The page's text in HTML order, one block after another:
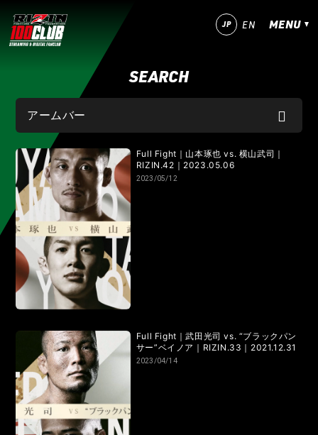
JP EN MENU
今すぐ登録！ ログイン
MATCHES
IZAの舞 SARABAの宴 平成最後のやれんのか！
RIZIN師走の超強者祭り 超RIZIN.5 浪速の超復活祭り
超RIZIN.4 真夏の喧嘩祭り
超RIZIN.2 超RIZIN
RIZIN.54 RIZIN.53
RIZIN.48 RIZIN.47 RIZIN.46
RIZIN.44 RIZIN.43
RIZIN.40 RIZIN.39
SEARCH
Full Fight｜山本琢也 vs. 横山武司｜
RIZIN.42｜2023.05.06
2023/05/12
Full Fight｜武田光司 vs. “ブラックパン
サー”ベイノア｜RIZIN.33｜2021.12.31
2023/04/14